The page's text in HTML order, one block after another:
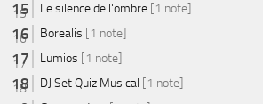
Le silence de l'ombre [1 note]
Borealis [1 note]
Lumios [1 note]
DJ Set Quiz Musical [1 note]